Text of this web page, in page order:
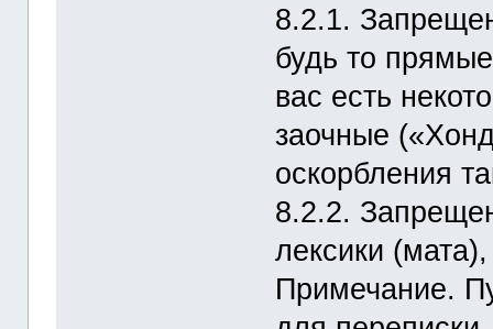
8.2.1.
будь то
вас есть
заочные
оскорбления
8.2.2.
лексики
Примечание.